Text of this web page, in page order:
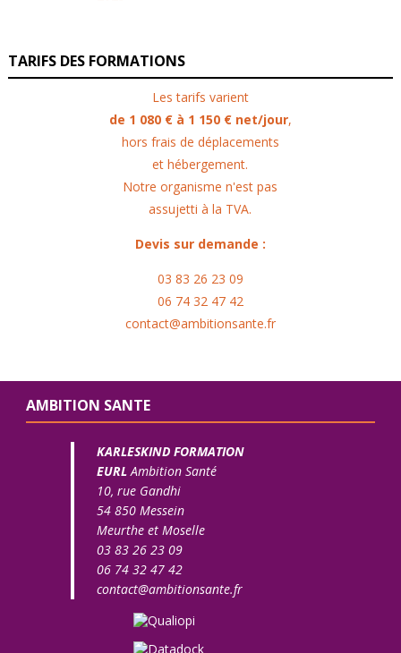
TARIFS DES FORMATIONS
Les tarifs varient
de 1 080 € à 1 150 € net/jour,
hors frais de déplacements
et hébergement.
Notre organisme n'est pas
assujetti à la TVA.
Devis sur demande :
03 83 26 23 09
06 74 32 47 42
contact@ambitionsante.fr
AMBITION SANTE
KARLESKIND FORMATION
EURLAmbition Santé
10, rue Gandhi
54 850 Messein
Meurthe et Moselle
03 83 26 23 09
06 74 32 47 42
contact@ambitionsante.fr